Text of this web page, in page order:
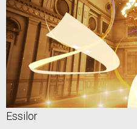
Essilor